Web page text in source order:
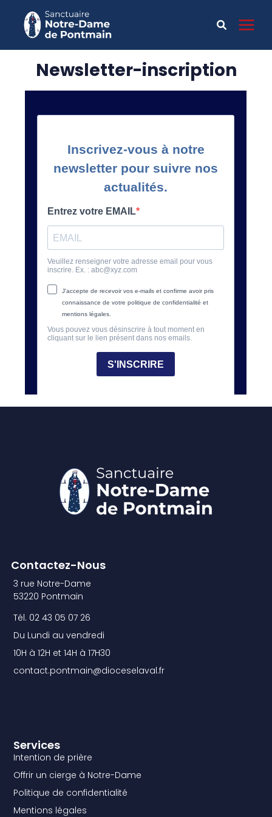
Newsletter-inscription
Services
Intention de prière
Offrir un cierge à Notre-Dame
Politique de confidentialité
Mentions légales
Contactez-Nous
3 rue Notre-Dame
53220 Pontmain
Tél. 02 43 05 07 26
Du Lundi au vendredi
10H à 12H et 14H à 17H30
contact.pontmain@dioceselaval.fr